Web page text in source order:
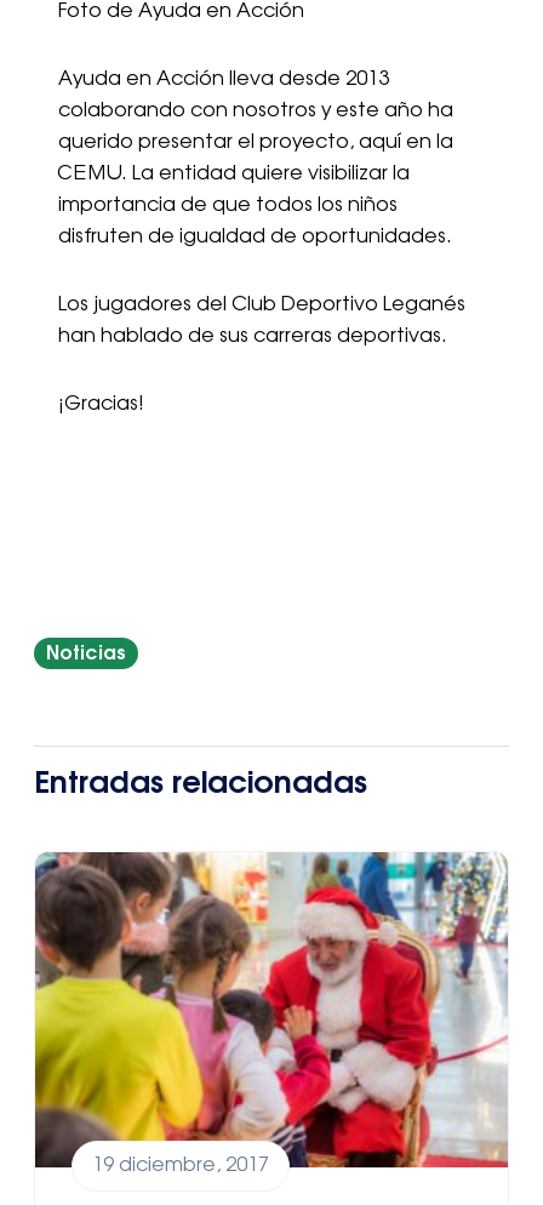
Foto de Ayuda en Acción
Ayuda en Acción lleva desde 2013
colaborando con nosotros y este año ha
querido presentar el proyecto, aquí en la
CEMU. La entidad quiere visibilizar la
importancia de que todos los niños
disfruten de igualdad de oportunidades.
Los jugadores del Club Deportivo Leganés
han hablado de sus carreras deportivas.
¡Gracias!
Noticias
Entradas relacionadas
19 diciembre, 2017